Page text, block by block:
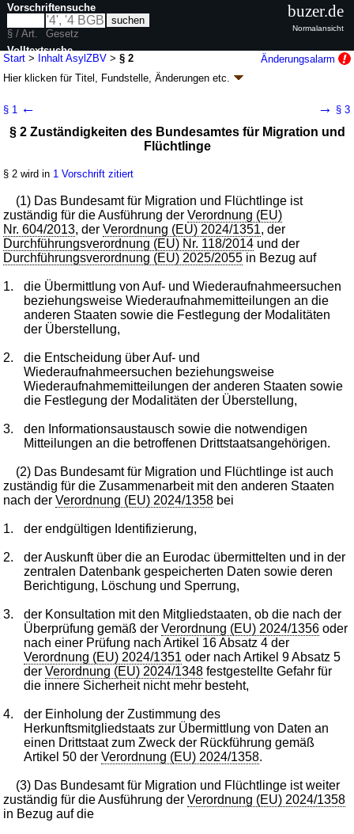
Start > Inhalt AsylZBV >§ 2
Änderungsalarm
Hier klicken fürTitel, Fundstelle, Änderungen etc.
Asylzuständigkeitsbestimmungsverordnung
(AsylZBV)
Geltung ab 12.06.2026; FNA: 26-7-6
wird in 2 Vorschriften zitiert
§ 1 ← → § 3
§ 2 Zuständigkeiten des Bundesamtes für Migration und
Flüchtlinge
§ 2 wird in 1 Vorschrift zitiert
(1) Das Bundesamt für Migration und Flüchtlinge ist
zuständig für die Ausführung derVerordnung (EU)
Nr. 604/2013, derVerordnung (EU) 2024/1351, der
Durchführungsverordnung (EU) Nr. 118/2014 und der
Durchführungsverordnung (EU) 2025/2055 in Bezug auf
1.
die Übermittlung von Auf- und Wiederaufnahmeersuchen
beziehungsweise Wiederaufnahmemitteilungen an die
anderen Staaten sowie die Festlegung der Modalitäten
der Überstellung,
2.
die Entscheidung über Auf- und
Wiederaufnahmeersuchen beziehungsweise
Wiederaufnahmemitteilungen der anderen Staaten sowie
die Festlegung der Modalitäten der Überstellung,
3.
den Informationsaustausch sowie die notwendigen
Mitteilungen an die betroffenen Drittstaatsangehörigen.
(2) Das Bundesamt für Migration und Flüchtlinge ist auch
zuständig für die Zusammenarbeit mit den anderen Staaten
nach derVerordnung (EU) 2024/1358 bei
1. der endgültigen Identifizierung,
2.
der Auskunft über die an Eurodac übermittelten und in der
zentralen Datenbank gespeicherten Daten sowie deren
Berichtigung, Löschung und Sperrung,
3.
der Konsultation mit den Mitgliedstaaten, ob die nach der
Überprüfung gemäß derVerordnung (EU) 2024/1356 oder
nach einer Prüfung nach Artikel 16 Absatz 4 der
Verordnung (EU) 2024/1351 oder nach Artikel 9 Absatz 5
derVerordnung (EU) 2024/1348 festgestellte Gefahr für
die innere Sicherheit nicht mehr besteht,
4.
der Einholung der Zustimmung des
Herkunftsmitgliedstaats zur Übermittlung von Daten an
einen Drittstaat zum Zweck der Rückführung gemäß
Artikel 50 derVerordnung (EU) 2024/1358.
(3) Das Bundesamt für Migration und Flüchtlinge ist weiter
zuständig für die Ausführung derVerordnung (EU) 2024/1358
in Bezug auf die
Vorschriftensuche
§ / Art.
Gesetz
Volltextsuche
nur in AsylZBV
buzer.de
Normalansicht